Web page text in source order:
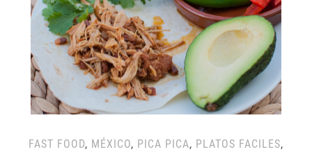
FAST FOOD, MÉXICO, PICA PICA, PLATOS FACILES,